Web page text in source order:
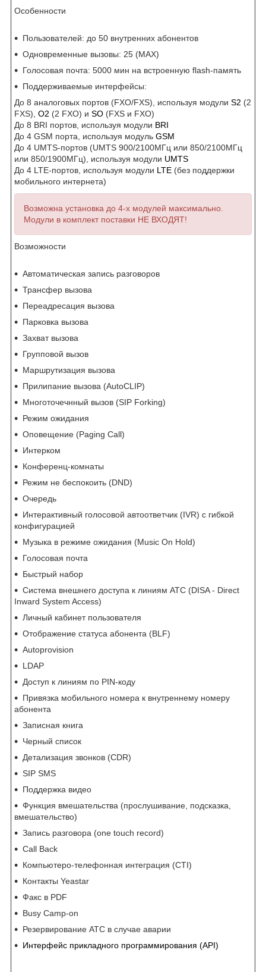
Особенности
Пользователей: до 50 внутренних абонентов
Одновременные вызовы: 25 (MAX)
Голосовая почта: 5000 мин на встроенную flash-память
Поддерживаемые интерфейсы:
До 8 аналоговых портов (FXO/FXS), используя модули S2 (2
FXS), O2 (2 FXO) и SO (FXS и FXO)
До 8 BRI портов, используя модули BRI
До 4 GSM порта, используя модуль GSM
До 4 UMTS-портов (UMTS 900/2100МГц или 850/2100МГц
или 850/1900МГц), используя модули UMTS
До 4 LTE-портов, используя модули LTE (без поддержки
мобильного интернета)
Возможна установка до 4-х модулей максимально.
Модули в комплект поставки НЕ ВХОДЯТ!
Возможности
Автоматическая запись разговоров
Трансфер вызова
Переадресация вызова
Парковка вызова
Захват вызова
Групповой вызов
Маршрутизация вызова
Прилипание вызова (AutoCLIP)
Многоточечнный вызов (SIP Forking)
Режим ожидания
Оповещение (Paging Call)
Интерком
Конференц-комнаты
Режим не беспокоить (DND)
Очередь
Интерактивный голосовой автоответчик (IVR) с гибкой
конфигурацией
Музыка в режиме ожидания (Music On Hold)
Голосовая почта
Быстрый набор
Система внешнего доступа к линиям АТС (DISA - Direct
Inward System Access)
Личный кабинет пользователя
Отображение статуса абонента (BLF)
Autoprovision
LDAP
Доступ к линиям по PIN-коду
Привязка мобильного номера к внутреннему номеру
абонента
Записная книга
Черный список
Детализация звонков (CDR)
SIP SMS
Поддержка видео
Функция вмешательства (прослушивание, подсказка,
вмешательство)
Запись разговора (one touch record)
Call Back
Компьютеро-телефонная интеграция (CTI)
Контакты Yeastar
Факс в PDF
Busy Camp-on
Резервирование АТС в случае аварии
Интерфейс прикладного программирования (API)